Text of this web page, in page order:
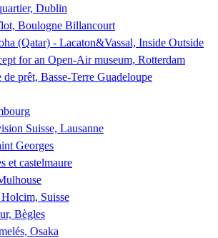
Dublin
Boulogne Billancourt
(Qatar) - Lacaton&Vassal, Inside Outside
for an Open-Air museum, Rotterdam
prêt, Basse-Terre Guadeloupe
Suisse, Lausanne
Georges
et castelmaure
Suisse
Bègles
Osaka